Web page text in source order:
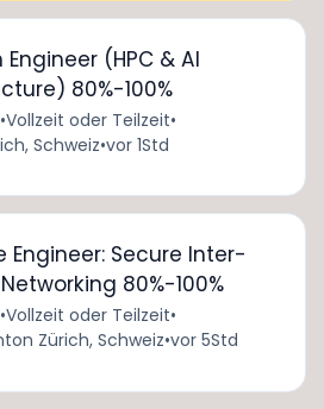
(HPC & AI
80%-100%
•Vollzeit oder Teilzeit•
Schweiz•vor 1Std
Engineer: Secure Inter-
80%-100%
•Vollzeit oder Teilzeit•
Zürich, Schweiz•vor 5Std